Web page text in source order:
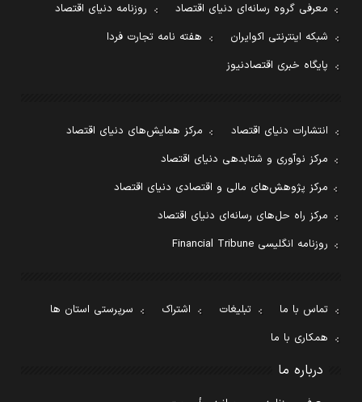
معرفی گروه رسانه‌ای دنیای اقتصاد
روزنامه دنیای اقتصاد
شبکه اینترنتی اکوایران
هفته نامه تجارت فردا
پایگاه خبری اقتصادنیوز
انتشارات دنیای اقتصاد
مرکز همایش‌های دنیای اقتصاد
مرکز نوآوری و شتابدهی دنیای اقتصاد
مرکز پژوهش‌های مالی و اقتصادی دنیای اقتصاد
مرکز راه حل‌های رسانه‌ای دنیای اقتصاد
روزنامه انگلیسی Financial Tribune
تماس با ما تبلیغات اشتراک
سرپرستی استان ها
همکاری با ما
درباره ما